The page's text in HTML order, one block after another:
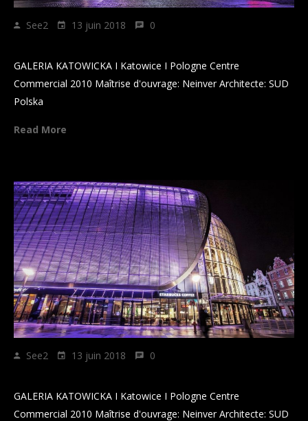
See2 13 juin 2018 0
GALERIA KATOWICKA I Katowice I Pologne Centre
Commercial 2010 Maîtrise d'ouvrage: Neinver Architecte: SUD
Polska
Read More
See2 13 juin 2018 0
GALERIA KATOWICKA I Katowice I Pologne Centre
Commercial 2010 Maîtrise d'ouvrage: Neinver Architecte: SUD